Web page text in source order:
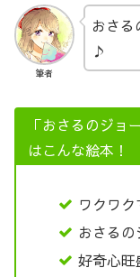
筆者
おさ
♪
「おさるのジョ
はこんな絵本！
ワクワ
おさる
好奇心旺